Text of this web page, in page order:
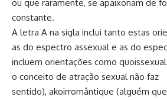
ou que raramente, se apaixonam de
constante.
A letra A na sigla inclui tanto estas
as do espectro assexual e as do
incluem orientações como quoissexual
o conceito de atração sexual não faz
sentido), akoirromântique (alguém